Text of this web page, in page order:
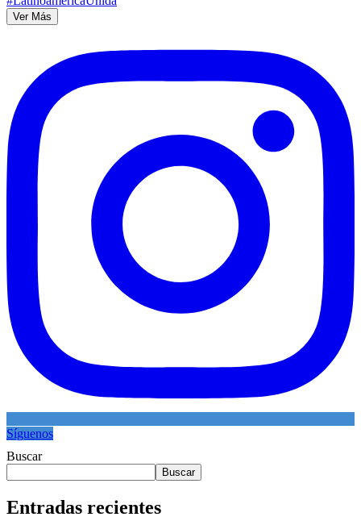
Ver Más
Síguenos
Buscar
Buscar
Entradas recientes